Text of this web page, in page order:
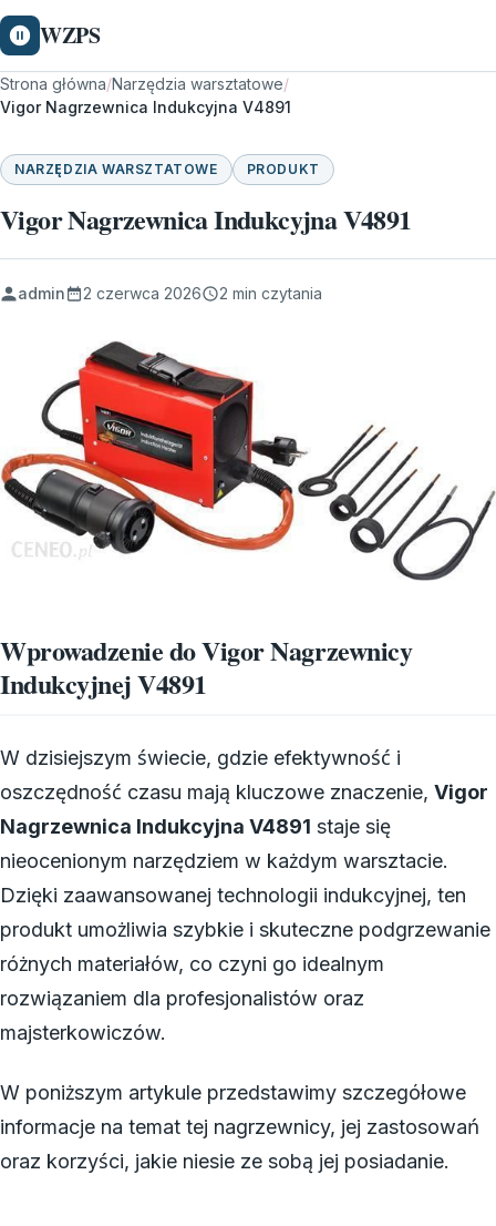
WZPS
Strona główna/Narzędzia warsztatowe/
Vigor Nagrzewnica Indukcyjna V4891
NARZĘDZIA WARSZTATOWE PRODUKT
Vigor Nagrzewnica Indukcyjna V4891
admin 2 czerwca 2026 2 min czytania
Wprowadzenie do Vigor Nagrzewnicy
Indukcyjnej V4891
W dzisiejszym świecie, gdzie efektywność i
oszczędność czasu mają kluczowe znaczenie, Vigor
Nagrzewnica Indukcyjna V4891 staje się
nieocenionym narzędziem w każdym warsztacie.
Dzięki zaawansowanej technologii indukcyjnej, ten
produkt umożliwia szybkie i skuteczne podgrzewanie
różnych materiałów, co czyni go idealnym
rozwiązaniem dla profesjonalistów oraz
majsterkowiczów.
W poniższym artykule przedstawimy szczegółowe
informacje na temat tej nagrzewnicy, jej zastosowań
oraz korzyści, jakie niesie ze sobą jej posiadanie.